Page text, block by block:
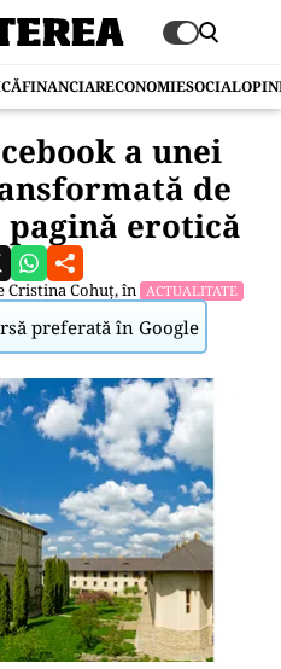
FINANCIARECONOMIESOCIAL
a unei
de
erotică
Cristina Cohuț, în ACTUALITATE
preferată în Google